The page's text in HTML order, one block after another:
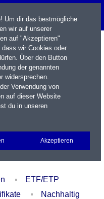
Portfolio Login
ETF/ETP
Nachhaltig
Um dir das bestmögliche
wir auf unserer
auf "Akzeptieren"
wir Cookies oder
Über den Button
der genannten
widersprechen.
Verwendung von
auf dieser Website
du in unseren
Akzeptieren